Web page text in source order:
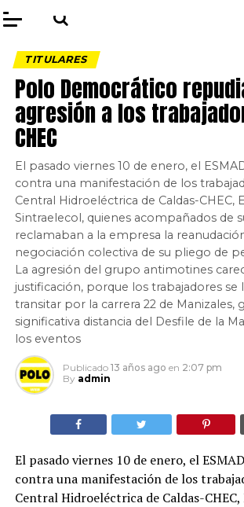
TITULARES
Polo Democrático
agresión a los
CHEC
El pasado viernes 10 de enero, el
contra una manifestación de los
Central Hidroeléctrica de Caldas-CHEC,
Sintraelecol, quienes acompañados de
reclamaban a la empresa la
negociación colectiva de su pliego de
La agresión del grupo antimotines
justificación, porque los trabajadores se
transitar por la carrera 22 de Manizales,
significativa distancia del Desfile de la
los eventos
Publicado 13 años ago en 2:07 pm
By admin
El pasado viernes 10 de enero, el
contra una manifestación de los
Central Hidroeléctrica de Caldas-CHEC,